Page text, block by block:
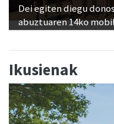
Dei egiten diegu
abuztuaren 14ko
Ikusienak